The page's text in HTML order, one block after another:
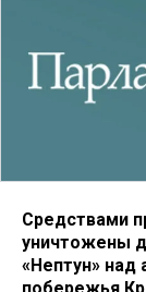
Средствами
уничтожены
«Нептун» над
побережья